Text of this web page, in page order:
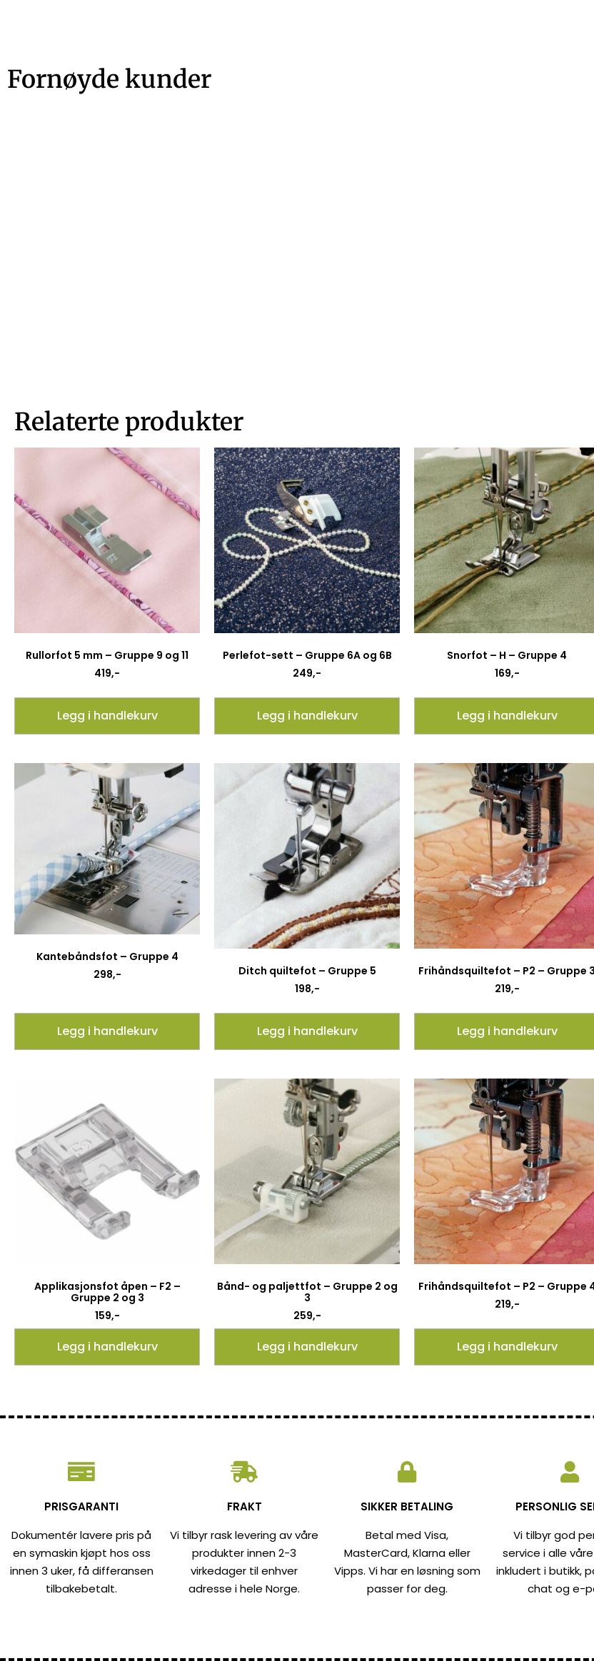
Fornøyde kunder
Relaterte produkter
Rullorfot 5 mm – Gruppe 9 og 11
419,-
Legg i handlekurv
Perlefot-sett – Gruppe 6A og 6B
249,-
Legg i handlekurv
Snorfot – H – Gruppe 4
169,-
Legg i handlekurv
Kantebåndsfot – Gruppe 4
298,-
Legg i handlekurv
Ditch quiltefot – Gruppe 5
198,-
Legg i handlekurv
Frihåndsquiltefot – P2 – Gruppe 3
219,-
Legg i handlekurv
Applikasjonsfot åpen – F2 –
Gruppe 2 og 3
159,-
Legg i handlekurv
Bånd- og paljettfot – Gruppe 2 og
3
259,-
Legg i handlekurv
Frihåndsquiltefot – P2 – Gruppe
219,-
Legg i handlekurv
PRISGARANTI
Dokumentér lavere pris på
en symaskin kjøpt hos oss
innen 3 uker, få differansen
tilbakebetalt.
FRAKT
Vi tilbyr rask levering av våre
produkter innen 2-3
virkedager til enhver
adresse i hele Norge.
SIKKER BETALING
Betal med Visa,
MasterCard, Klarna eller
Vipps. Vi har en løsning som
passer for deg.
PERSONLIG
Vi tilbyr god
service i alle
inkludert i butikk,
chat og e-